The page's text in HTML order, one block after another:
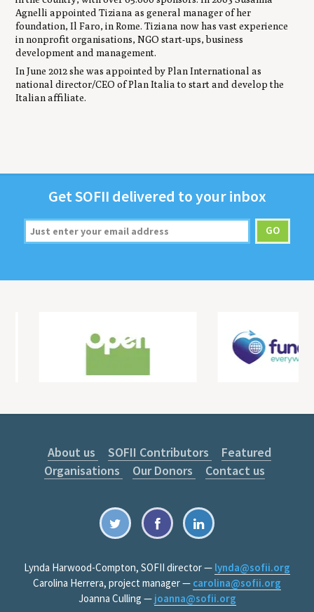
Agnelli appointed Tiziana as general manager of her
foundation, Il Faro, in Rome. Tiziana now has vast experience
in nonprofit organisations, NGO start-ups, business
development and management.
In June 2012 she was appointed by Plan International as
national director/CEO of Plan Italia to start and develop the
Italian affiliate.
GetSOFII deliv­ered to your inbox
About us SOFII Contributors
Featured
Organisations
Our Donors Contact us
Lynda Harwood-Compton, SOFII director — lynda@sofii.org
Carolina Herrera, project manager — carolina@sofii.org
Joanna Culling — joanna@sofii.org